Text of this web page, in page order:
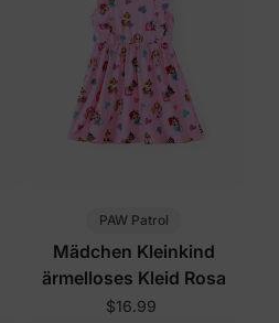
PAW Patrol
Mädchen Kleinkind
ärmelloses Kleid Rosa
$16.99